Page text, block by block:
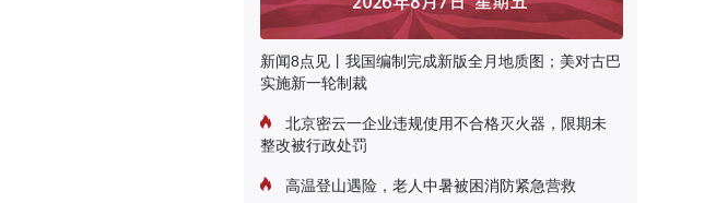
新闻8点见丨我国编制完成新版全月地质图；美对古巴
实施新一轮制裁
北京密云一企业违规使用不合格灭火器，限期未
整改被行政处罚
高温登山遇险，老人中暑被困消防紧急营救